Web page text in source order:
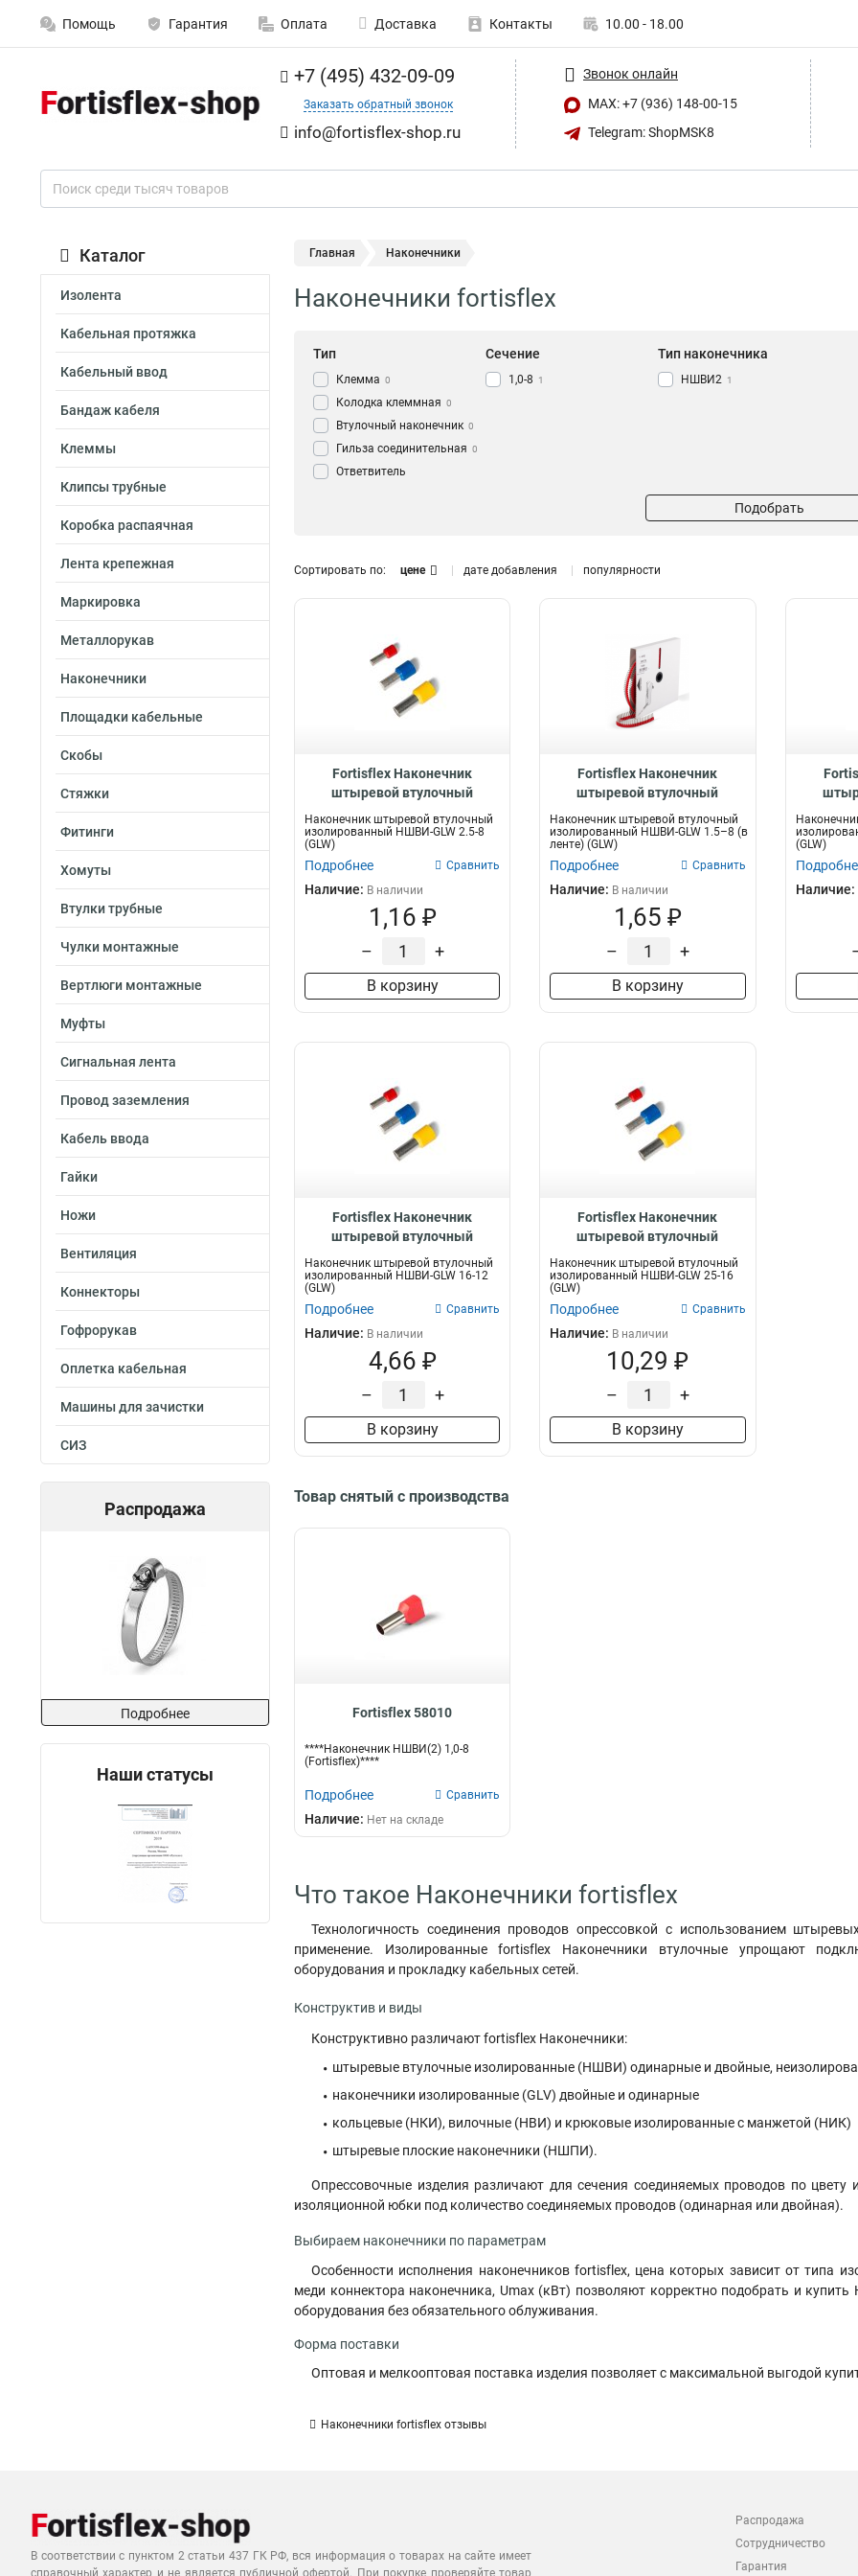
Помощь Гарантия Оплата Доставка Контакты 10.00 - 18.00
+7 (495) 432-09-09
Заказать обратный звонок
info@fortisflex-shop.ru
Звонок онлайн
MAX: +7 (936) 148-00-15
Telegram: ShopMSK8
Каталог
Изолента
Кабельная протяжка
Кабельный ввод
Бандаж кабеля
Клеммы
Клипсы трубные
Коробка распаячная
Лента крепежная
Маркировка
Металлорукав
Наконечники
Площадки кабельные
Скобы
Стяжки
Фитинги
Хомуты
Втулки трубные
Чулки монтажные
Вертлюги монтажные
Муфты
Сигнальная лента
Провод заземления
Кабель ввода
Гайки
Ножи
Вентиляция
Коннекторы
Гофрорукав
Оплетка кабельная
Машины для зачистки
СИЗ
Распродажа
Подробнее
Наши статусы
Главная Наконечники
Наконечники fortisflex
Тип
Клемма 0
Колодка клеммная 0
Втулочный наконечник 0
Гильза соединительная 0
Ответвитель
(орех)
Контактный зажим для
Герметичная колодка
Влагозащитный корпус
для клемм 0
Заглушка для клемм 0
Наконечник 7
Сечение
1,0-8 1
Тип наконечника
НШВИ2 1
Подобрать
Сортировать по: цене дате добавления популярности
Fortisflex Наконечник
штыревой втулочный
изолированный НШВИ-GLW
2.5-8, 61578
Наконечник штыревой втулочный
изолированный НШВИ-GLW 2.5-8
(GLW)
Подробнее Сравнить
Наличие: В наличии
1,16 ₽
– +
В корзину
Fortisflex Наконечник
штыревой втулочный
изолированный НШВИ-GLW
1.5–8 (в ленте), 61596
Наконечник штыревой втулочный
изолированный НШВИ-GLW 1.5–8 (в
ленте) (GLW)
Подробнее Сравнить
Наличие: В наличии
1,65 ₽
– +
В корзину
(GLW)
Наличие:
Fortisflex Наконечник
штыревой втулочный
изолированный НШВИ-GLW
16-12, 61582
Наконечник штыревой втулочный
изолированный НШВИ-GLW 16-12
(GLW)
Подробнее Сравнить
Наличие: В наличии
4,66 ₽
– +
В корзину
Fortisflex Наконечник
штыревой втулочный
изолированный НШВИ-GLW
25-16, 61583
Наконечник штыревой втулочный
изолированный НШВИ-GLW 25-16
(GLW)
Подробнее Сравнить
Наличие: В наличии
10,29 ₽
– +
В корзину
Товар снятый с производства
Fortisflex 58010
****Наконечник НШВИ(2) 1,0-8
(Fortisflex)****
Подробнее Сравнить
Наличие: Нет на складе
Что такое Наконечники fortisflex
Технологичность соединения проводов опрессовкой с использованием
применение. Изолированные fortisflex Наконечники втулочные упрощают
оборудования и прокладку кабельных сетей.
Конструктив и виды
Конструктивно различают fortisflex Наконечники:
штыревые втулочные изолированные (НШВИ) одинарные и двойные,
наконечники изолированные (GLV) двойные и одинарные
кольцевые (НКИ), вилочные (НВИ) и крюковые изолированные с манжетой (НИК)
штыревые плоские наконечники (НШПИ).
Опрессовочные изделия различают для сечения соединяемых проводов по цвету
изоляционной юбки под количество соединяемых проводов (одинарная или двойная).
Выбираем наконечники по параметрам
Особенности исполнения наконечников fortisflex, цена которых зависит от типа
меди коннектора наконечника, Umax (кВт) позволяют корректно подобрать и
оборудования без обязательного облуживания.
Форма поставки
Оптовая и мелкооптовая поставка изделия позволяет с максимальной выгодой
Наконечники fortisflex отзывы
В соответствии с пунктом 2 статьи 437 ГК РФ, вся информация о товарах на сайте имеет
Распродажа
Сотрудничество
Гарантия